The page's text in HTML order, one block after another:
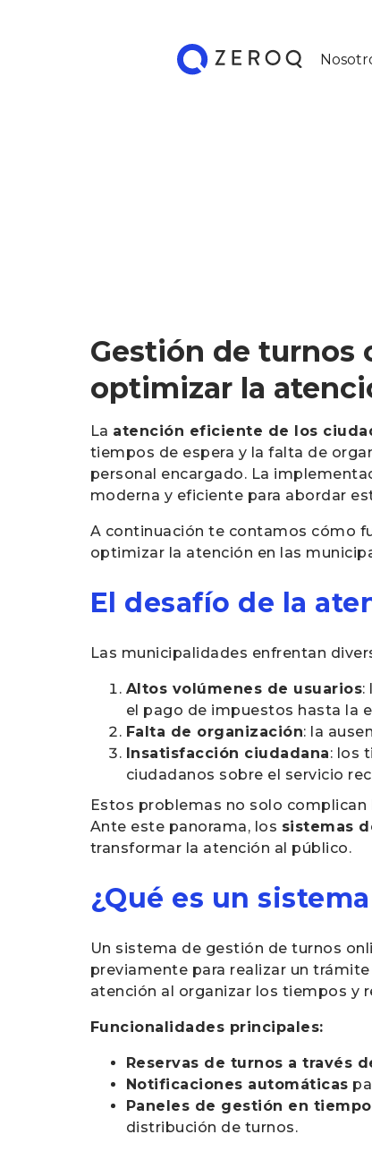
Gestión de turnos
optimizar la
La atención eficiente de los
tiempos de espera y la falta de
personal encargado. La
moderna y eficiente para abordar
A continuación te contamos cómo
optimizar la atención en las
El desafío de la
Las municipalidades enfrentan
Altos volúmenes de usuarios:
el pago de impuestos hasta la
Falta de organización: la
Insatisfacción ciudadana: los
ciudadanos sobre el servicio
Estos problemas no solo
Ante este panorama, los sistemas
transformar la atención al público.
¿Qué es un
Un sistema de gestión de turnos
previamente para realizar un
atención al organizar los tiempos y
Funcionalidades principales:
Reservas de turnos a través
Notificaciones automáticas
Paneles de gestión en
distribución de turnos.